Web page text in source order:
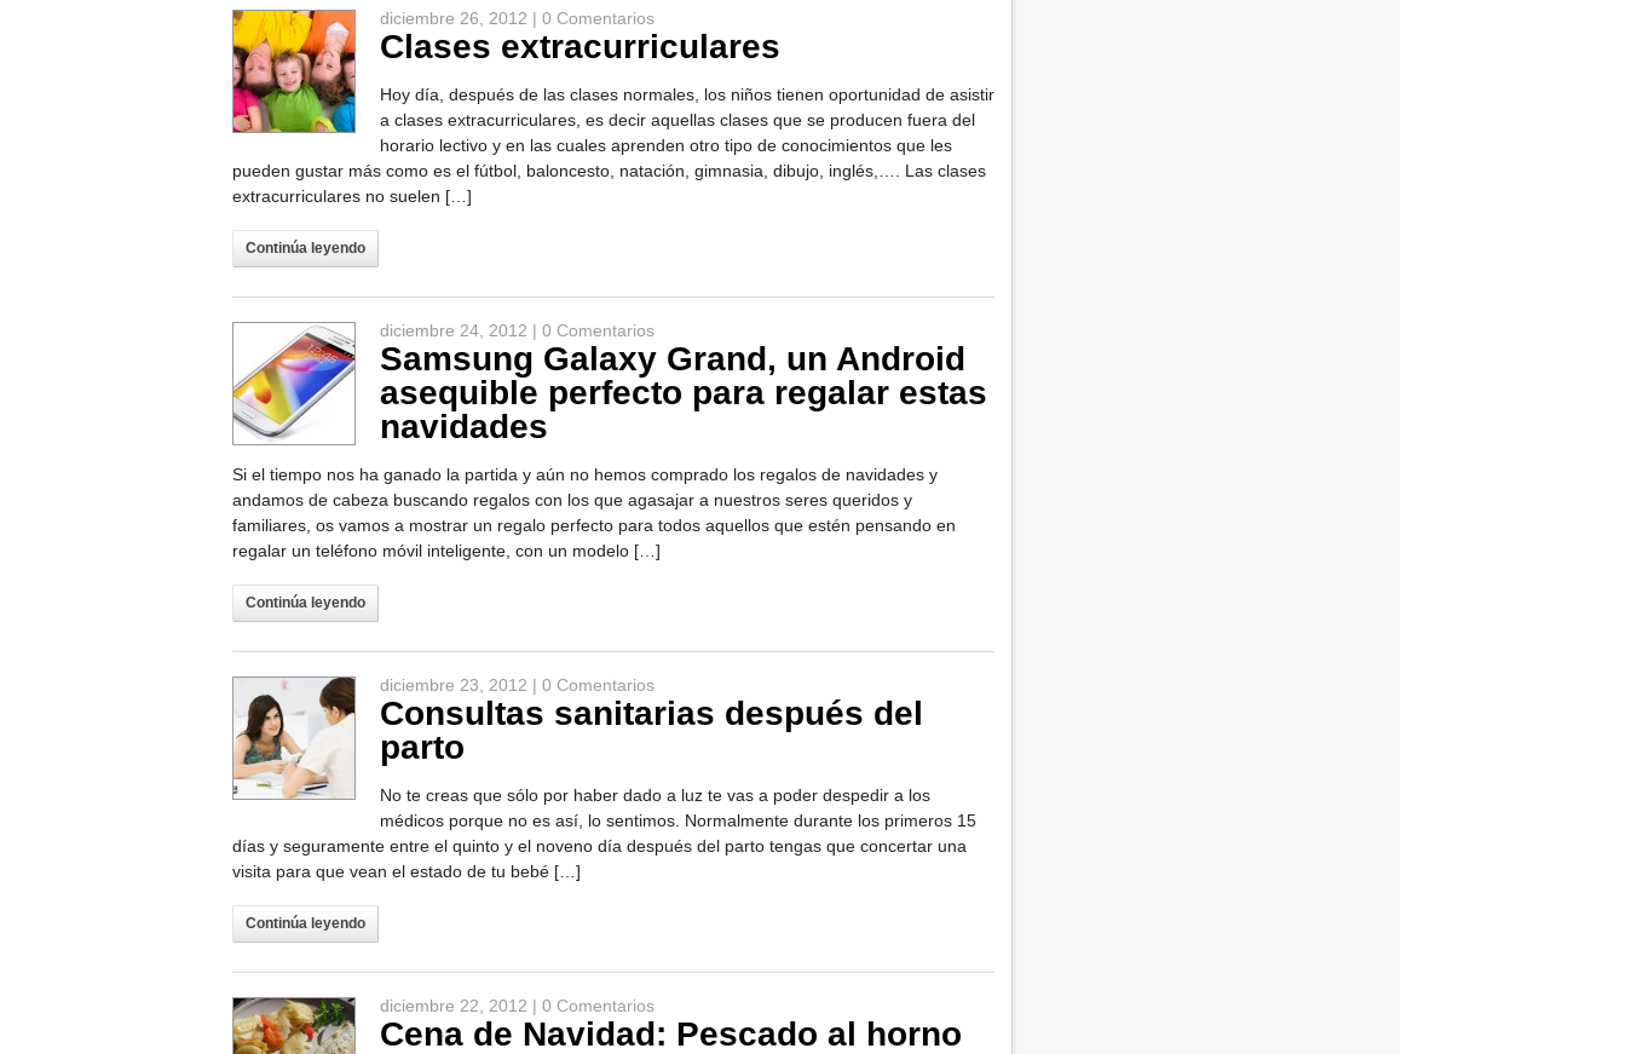
diciembre 26, 2012 | 0 Comentarios
Clases extracurriculares
Hoy día, después de las clases normales, los niños tienen oportunidad de asistir
a clases extracurriculares, es decir aquellas clases que se producen fuera del
horario lectivo y en las cuales aprenden otro tipo de conocimientos que les
pueden gustar más como es el fútbol, baloncesto, natación, gimnasia, dibujo, inglés,…. Las clases
extracurriculares no suelen […]
Continúa leyendo
diciembre 24, 2012 | 0 Comentarios
Samsung Galaxy Grand, un Android
asequible perfecto para regalar estas
navidades
Si el tiempo nos ha ganado la partida y aún no hemos comprado los regalos de navidades y
andamos de cabeza buscando regalos con los que agasajar a nuestros seres queridos y
familiares, os vamos a mostrar un regalo perfecto para todos aquellos que estén pensando en
regalar un teléfono móvil inteligente, con un modelo […]
Continúa leyendo
diciembre 23, 2012 | 0 Comentarios
Consultas sanitarias después del
parto
No te creas que sólo por haber dado a luz te vas a poder despedir a los
médicos porque no es así, lo sentimos. Normalmente durante los primeros 15
días y seguramente entre el quinto y el noveno día después del parto tengas que concertar una
visita para que vean el estado de tu bebé […]
Continúa leyendo
diciembre 22, 2012 | 0 Comentarios
Cena de Navidad: Pescado al horno